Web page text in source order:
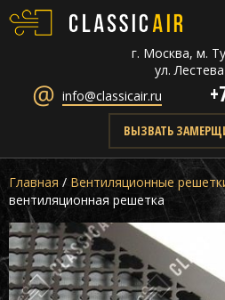
г. Москва, м.
ул.
info@classicair.ru
ВЫЗВАТЬ
Главная / Вентиляционные
вентиляционная решетка